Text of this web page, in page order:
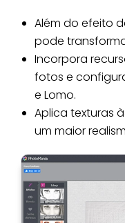
Além do efeito
pode
Incorpora
fotos e
e Lomo.
Aplica texturas
um maior